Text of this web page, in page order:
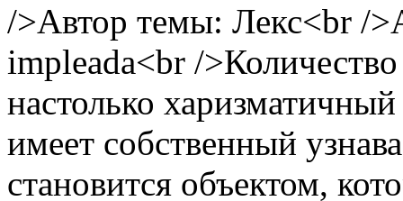
/>Автор темы: Лекс<br /
impleada<br />Количество
настолько
имеет собственный
становится объектом,